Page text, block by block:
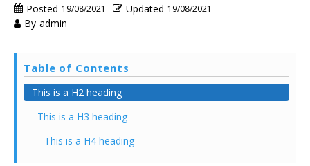
Posted 19/08/2021 Updated 19/08/2021
By admin
Table of Contents
This is a H2 heading
This is a H3 heading
This is a H4 heading